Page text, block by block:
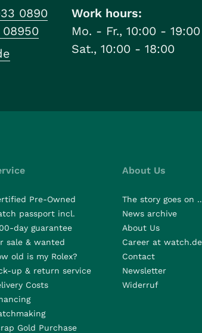
0890
08950
Work hours:
Mo. - Fr., 10:00 - 19:00
Sat., 10:00 - 18:00
Pre-Owned
passport incl.
day guarantee
sale & wanted
old is my Rolex?
up & return service
Costs
Gold Purchase
About Us
The story goes on
News archive
About Us
Career at watch.de
Contact
Newsletter
Widerruf